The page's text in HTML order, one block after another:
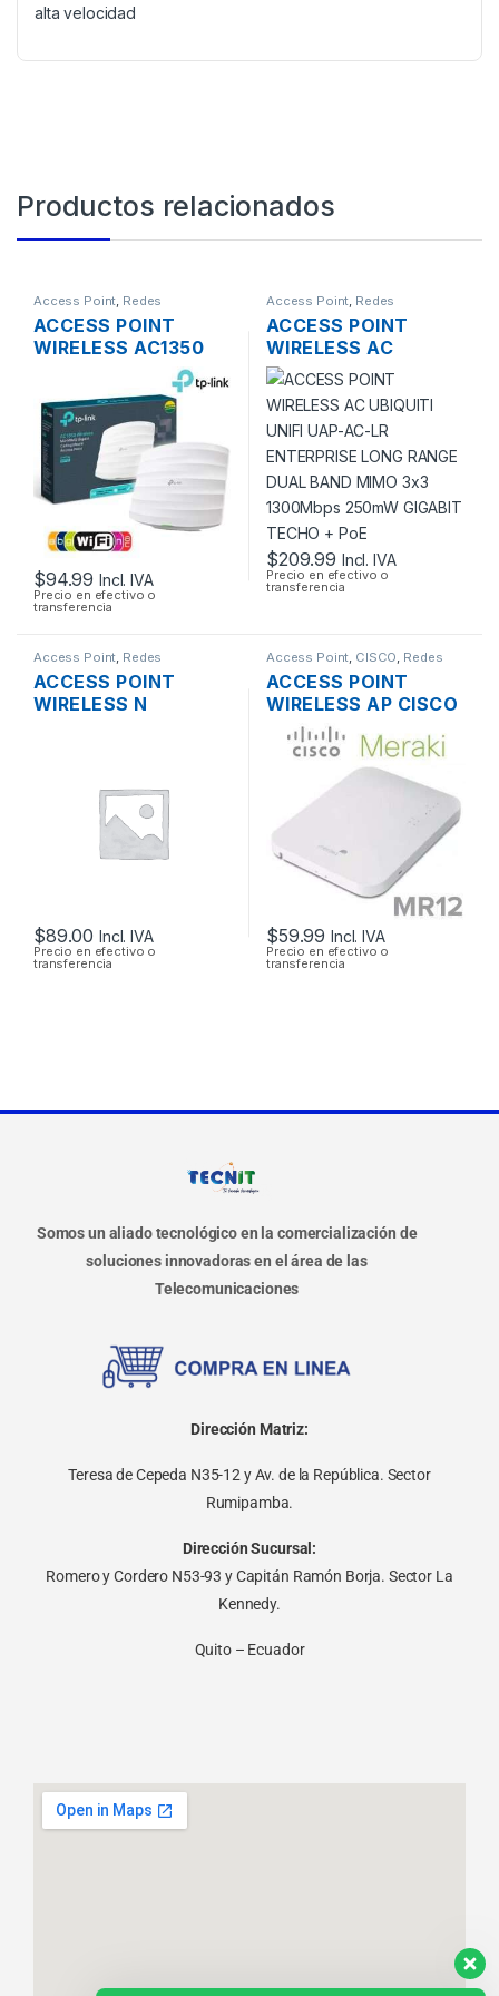
alta velocidad
Productos relacionados
Access Point, Redes
ACCESS POINT
WIRELESS AC1350
TP-LINK EAP225
DUAL BAND
1350MBPS GIGABIT
SOPORTA POE
MONTAJE EN
TECHO
$94.99 Incl. IVA
Precio en efectivo o
transferencia
Access Point, Redes
ACCESS POINT
WIRELESS AC
UBIQUITI UNIFI UAP-
AC-LR ENTERPRISE
LONG RANGE DUAL
BAND MIMO 3×3
1300MBPS 250MW
GIGABIT TECHO +
POE
$209.99 Incl. IVA
Precio en efectivo o
transferencia
Access Point, Redes
ACCESS POINT
WIRELESS N
$89.00 Incl. IVA
Precio en efectivo o
transferencia
Access Point, CISCO, Redes
ACCESS POINT
WIRELESS AP CISCO
MERAKI MR12 CLOUD
MANAGED AP
2.4GHZ SOPORTE
POE OUTDOOR
$59.99 Incl. IVA
Precio en efectivo o
transferencia
Somos un aliado tecnológico en la comercialización de
soluciones innovadoras en el área de las
Telecomunicaciones
Dirección Matriz:
Teresa de Cepeda N35-12 y Av. de la República. Sector
Rumipamba.
Dirección Sucursal:
Romero y Cordero N53-93 y Capitán Ramón Borja. Sector La
Kennedy.
Quito – Ecuador